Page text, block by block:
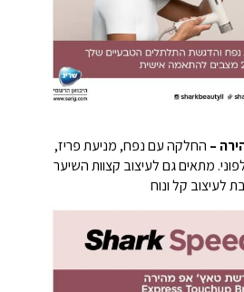
– החלקה עם נפח, מניעת פריז,
מתאים גם לעיצוב קצוות השיער
לעיצוב קל ונוח